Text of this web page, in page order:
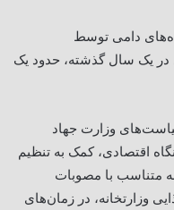
دامی توسط
یک سال گذشته، حدود یک
وزارت جهاد
اقتصادی، کمک به تنظیم
متناسب با مصوبات
وزارتخانه، در زمان‌های